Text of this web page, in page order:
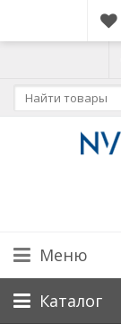
Меню
Каталог